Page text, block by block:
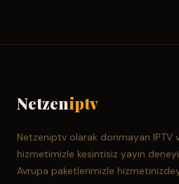
Netzeniptv
Netzeniptv olarak donmayan IPTV
hizmetimizle kesintisiz yayin
Avrupa paketlerimizle